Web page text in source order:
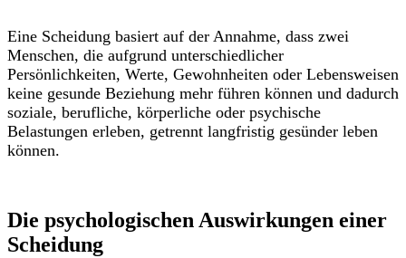
Eine Scheidung basiert auf der Annahme, dass zwei
Menschen, die aufgrund unterschiedlicher
Persönlichkeiten, Werte, Gewohnheiten oder Lebensweisen
keine gesunde Beziehung mehr führen können und dadurch
soziale, berufliche, körperliche oder psychische
Belastungen erleben, getrennt langfristig gesünder leben
können.
Die psychologischen Auswirkungen einer
Scheidung